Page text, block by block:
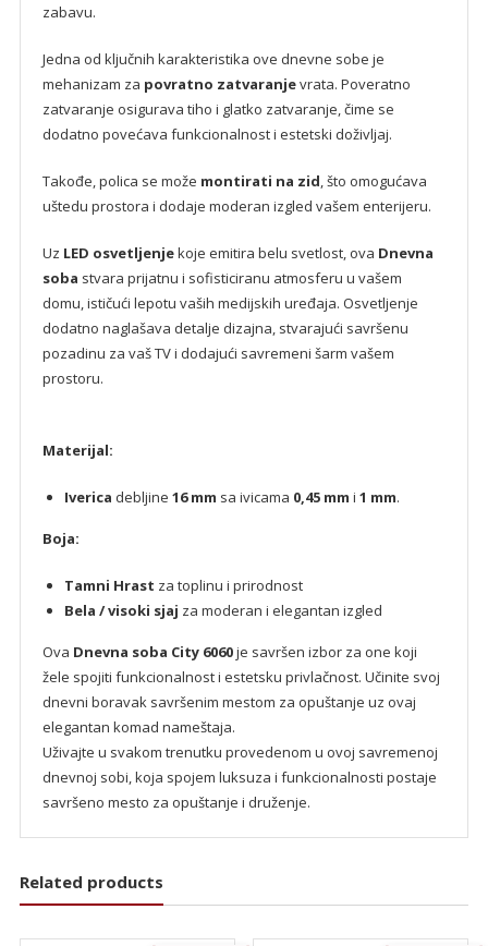
zabavu.
Jedna od ključnih karakteristika ove dnevne sobe je
mehanizam za povratno zatvaranjevrata. Poveratno
zatvaranje osigurava tiho i glatko zatvaranje, čime se
dodatno povećava funkcionalnost i estetski doživljaj.
Takođe, polica se može montirati na zid , što omogućava
uštedu prostora i dodaje moderan izgled vašem enterijeru.
Uz LED osvetljenjekoje emitira belu svetlost, ova Dnevna
soba stvara prijatnu i sofisticiranu atmosferu u vašem
domu, ističući lepotu vaših medijskih uređaja. Osvetljenje
dodatno naglašava detalje dizajna, stvarajući savršenu
pozadinu za vaš TV i dodajući savremeni šarm vašem
prostoru.
Materijal:
Iverica debljine 16 mm sa ivicama 0,45 mm i 1 mm.
Boja:
Tamni Hrast za toplinu i prirodnost
Bela / visoki sjaj za moderan i elegantan izgled
Ova Dnevna soba City 6060je savršen izbor za one koji
žele spojiti funkcionalnost i estetsku privlačnost. Učinite svoj
dnevni boravak savršenim mestom za opuštanje uz ovaj
elegantan komad nameštaja.
Uživajte u svakom trenutku provedenom u ovoj savremenoj
dnevnoj sobi, koja spojem luksuza i funkcionalnosti postaje
savršeno mesto za opuštanje i druženje.
Related products